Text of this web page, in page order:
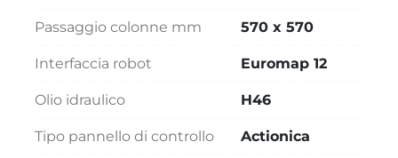
Passaggio colonne mm 570 x 570
Interfaccia robot Euromap 12
Olio idraulico H46
Tipo pannello di controllo Actionica